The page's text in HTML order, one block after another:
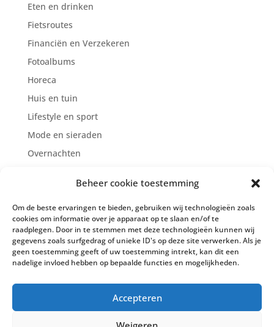
Beheer cookie toestemming
Om de beste ervaringen te bieden, gebruiken wij technologieën zoals
cookies om informatie over je apparaat op te slaan en/of te
raadplegen. Door in te stemmen met deze technologieën kunnen wij
gegevens zoals surfgedrag of unieke ID's op deze site verwerken. Als je
geen toestemming geeft of uw toestemming intrekt, kan dit een
nadelige invloed hebben op bepaalde functies en mogelijkheden.
Accepteren
Eten en drinken
Fietsroutes
Financiën en Verzekeren
Fotoalbums
Horeca
Huis en tuin
Lifestyle en sport
Mode en sieraden
Overnachten
Supermarkten
Zien en doen
Zorg en welzijn
Cookiebeleid (EU)
Privacy Policy
Algemene voorwaarden